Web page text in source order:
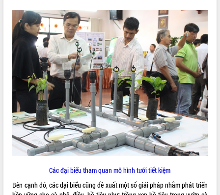
Các đại biểu tham quan mô hình tưới tiết kiệm
Bên cạnh đó, các đại biểu cũng đề xuất một số giải pháp nhằm phát triển